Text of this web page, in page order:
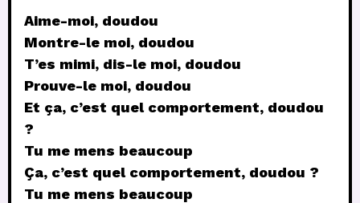
Aime-moi, doudou
Montre-le moi, doudou
T’es mimi, dis-le moi, doudou
Prouve-le moi, doudou
Et ça, c’est quel comportement, doudou
?
Tu me mens beaucoup
Ça, c’est quel comportement, doudou ?
Tu me mens beaucoup